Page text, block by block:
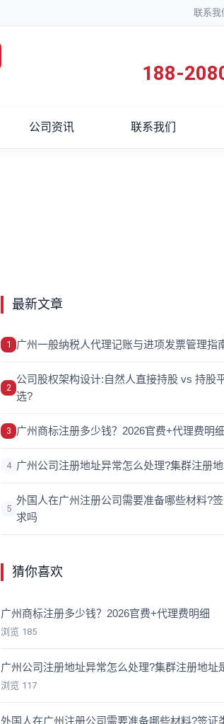
联系我
188-
公司资讯 联系我们
最新文章
1 广州一般纳税人代理记账与进项发票管理指
2
公司股权架构设计:自然人直接持股 vs 持股
选?
3 广州商标注册多少钱？2026官费+代理费明细
4 广州公司注册地址异常怎么处理?集群注册
5
外国人在广州注册公司需要准备哪些材料?
求吗
猜你喜欢
广州商标注册多少钱？2026官费+代理费明细
浏览 185
广州公司注册地址异常怎么处理?集群注册地址
浏览 117
外国人在广州注册公司需要准备哪些材料?签证